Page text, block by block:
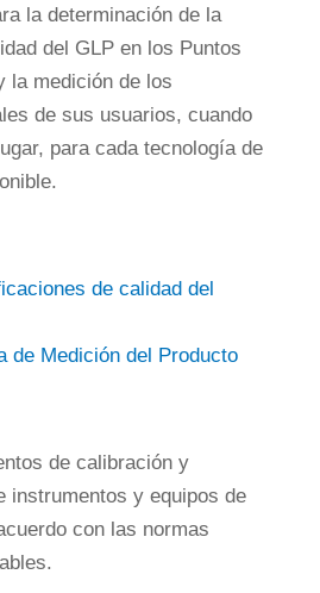
la determinación de la
del GLP en los Puntos
la medición de los
de sus usuarios, cuando
para cada tecnología de
de calidad del
de Medición del Producto
de calibración y
instrumentos y equipos de
con las normas